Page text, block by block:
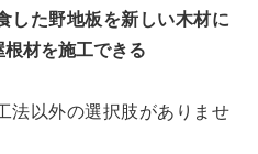
した野地板を新しい木材に
材を施工できる
法以外の選択肢がありませ